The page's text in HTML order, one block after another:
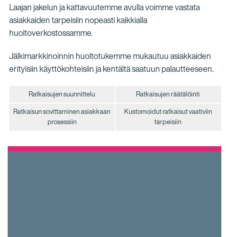
Laajan jakelun ja kattavuutemme avulla voimme vastata
asiakkaiden tarpeisiin nopeasti kaikkialla
huoltoverkostossamme.
Jälkimarkkinoinnin huoltotukemme mukautuu asiakkaiden
erityisiin käyttökohteisiin ja kentältä saatuun palautteeseen.
Ratkaisujen suunnittelu
Ratkaisujen räätälöinti
Ratkaisun sovittaminen asiakkaan
prosessiin
Kustomoidut ratkaisut vaativiin
tarpeisiin